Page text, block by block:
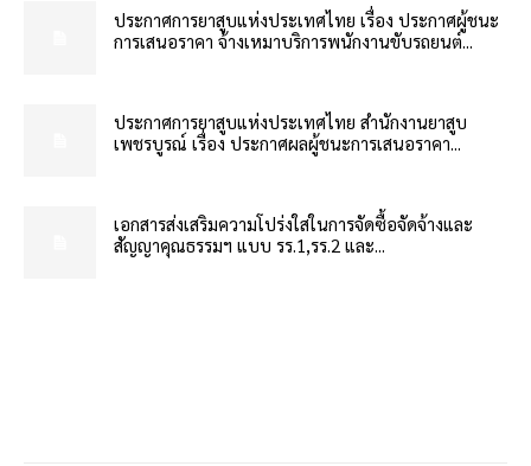
ประกาศการยาสูบแห่งประเทศไทย เรื่อง ประกาศผู้ชนะ
การเสนอราคา จ้างเหมาบริการพนักงานขับรถยนต์...
ประกาศการยาสูบแห่งประเทศไทย สำนักงานยาสูบ
เพชรบูรณ์ เรื่อง ประกาศผลผู้ชนะการเสนอราคา...
เอกสารส่งเสริมความโปร่งใสในการจัดซื้อจัดจ้างและ
สัญญาคุณธรรมฯ แบบ รร.1,รร.2 และ...